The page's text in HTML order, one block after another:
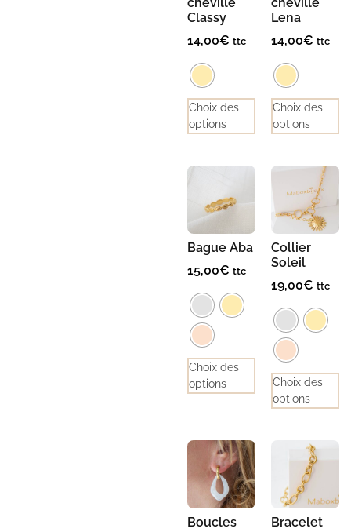
cheville
Classy
14,00€ ttc
Choix des
options
cheville
Lena
14,00€ ttc
Choix des
options
Bague Aba
15,00€ ttc
Choix des
options
Collier
Soleil
19,00€ ttc
Choix des
options
Boucles
Bracelet